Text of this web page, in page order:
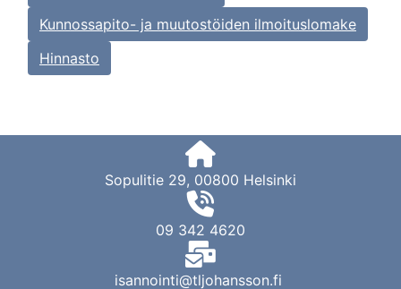
Kunnossapito- ja muutostöiden ilmoituslomake
Hinnasto
fas
fa-
Sopulitie 29, 00800 Helsinki
fas
fa-
volume
09 342 4620
isannointi@tljohansson.fi